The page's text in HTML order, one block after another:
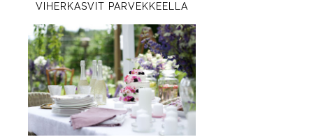
VIHERKASVIT PARVEKKEELLA